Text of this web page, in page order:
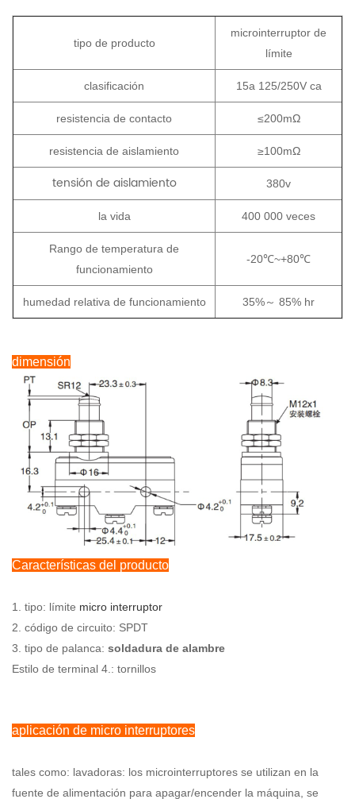
tipo de producto
microinterruptor de
límite
clasificación 15a 125/250V ca
resistencia de contacto ≤200mΩ
resistencia de aislamiento ≥100mΩ
tensión de aislamiento 380v
la vida 400 000 veces
Rango de temperatura de
funcionamiento
-20℃~+80℃
humedad relativa de funcionamiento 35%～ 85% hr
dimensión
Características del producto
1. tipo: límite micro interruptor
2. código de circuito: SPDT
3. tipo de palanca: soldadura de alambre
Estilo de terminal 4.: tornillos
aplicación de micro interruptores
tales como: lavadoras: los microinterruptores se utilizan en la
fuente de alimentación para apagar/encender la máquina, se